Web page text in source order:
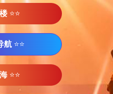
⭐⭐
航 ⭐⭐
⭐⭐